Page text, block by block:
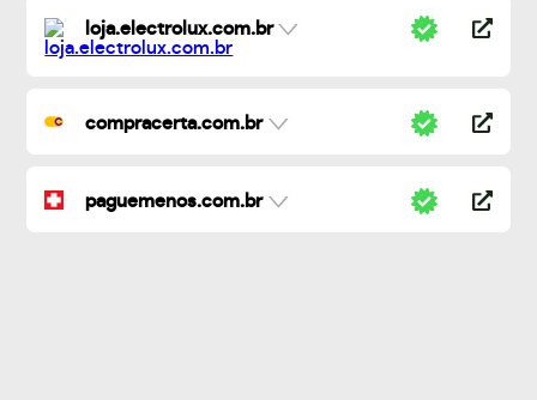
loja.electrolux.com.br
compracerta.com.br
paguemenos.com.br